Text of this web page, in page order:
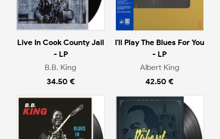
Live In Cook County Jail
- LP
B.B. King
34.50 €
I'll Play The Blues For You
- LP
Albert King
42.50 €